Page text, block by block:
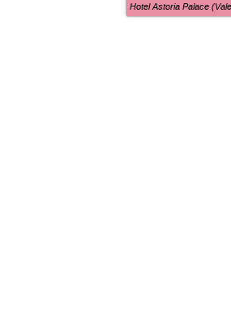
Hotel Astoria Palace